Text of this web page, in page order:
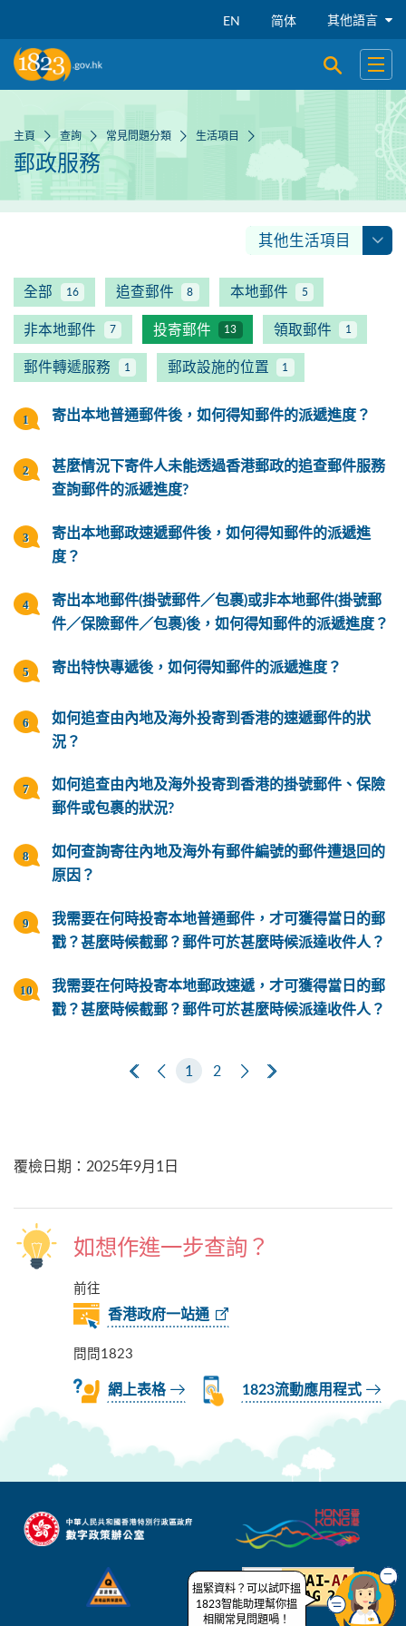
EN 简体 其他語言
開啟搜尋
開啟
主頁 查詢 常見問題分類 生活項目
郵政服務
其他生活項目
全部 16 追查郵件 8 本地郵件 5
非本地郵件 7 投寄郵件 13 領取郵件 1
郵件轉遞服務 1 郵政設施的位置 1
寄出本地普通郵件後，如何得知郵件的派遞進度？
甚麼情況下寄件人未能透過香港郵政的追查郵件服務
查詢郵件的派遞進度?
寄出本地郵政速遞郵件後，如何得知郵件的派遞進
度？
寄出本地郵件(掛號郵件／包裹)或非本地郵件(掛號郵
件／保險郵件／包裹)後，如何得知郵件的派遞進度？
寄出特快專遞後，如何得知郵件的派遞進度？
如何追查由內地及海外投寄到香港的速遞郵件的狀
況？
如何追查由內地及海外投寄到香港的掛號郵件、保險
郵件或包裹的狀況?
如何查詢寄往內地及海外有郵件編號的郵件遭退回的
原因？
我需要在何時投寄本地普通郵件，才可獲得當日的郵
戳？甚麼時候截郵？郵件可於甚麼時候派達收件人？
我需要在何時投寄本地郵政速遞，才可獲得當日的郵
戳？甚麼時候截郵？郵件可於甚麼時候派達收件人？
第一頁上一頁
1 2 下一頁最後一頁
覆檢日期 ： 2025年9月1日
如想作進一步查詢？
前往
香港政府一站通
問問1823
網上表格 1823流動應用程式
搵緊資料？可以試吓搵
1823智能助理幫你搵
相關常見問題喎！